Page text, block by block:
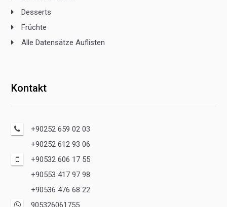
Desserts
Früchte
Alle Datensätze Auflisten
Kontakt
+90252 659 02 03
+90252 612 93 06
+90532 606 17 55
+90553 417 97 98
+90536 476 68 22
905326061755